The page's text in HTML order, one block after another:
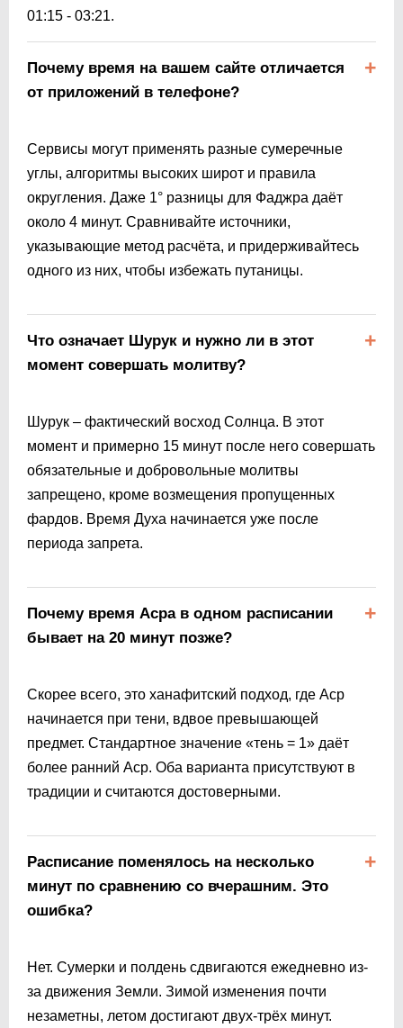
01:15 - 03:21.
Почему время на вашем сайте отличается
от приложений в телефоне?
Сервисы могут применять разные сумеречные
углы, алгоритмы высоких широт и правила
округления. Даже 1° разницы для Фаджра даёт
около 4 минут. Сравнивайте источники,
указывающие метод расчёта, и придерживайтесь
одного из них, чтобы избежать путаницы.
Что означает Шурук и нужно ли в этот
момент совершать молитву?
Шурук – фактический восход Солнца. В этот
момент и примерно 15 минут после него совершать
обязательные и добровольные молитвы
запрещено, кроме возмещения пропущенных
фардов. Время Духа начинается уже после
периода запрета.
Почему время Асра в одном расписании
бывает на 20 минут позже?
Скорее всего, это ханафитский подход, где Аср
начинается при тени, вдвое превышающей
предмет. Стандартное значение «тень = 1» даёт
более ранний Аср. Оба варианта присутствуют в
традиции и считаются достоверными.
Расписание поменялось на несколько
минут по сравнению со вчерашним. Это
ошибка?
Нет. Сумерки и полдень сдвигаются ежедневно из-
за движения Земли. Зимой изменения почти
незаметны, летом достигают двух-трёх минут.